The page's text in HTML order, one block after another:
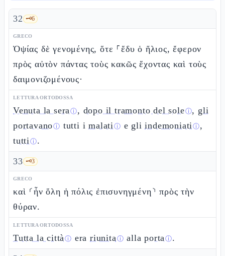
32 🗝️6
GRECO
Ὀψίας δὲ γενομένης, ὅτε ⸀ἔδυ ὁ ἥλιος, ἔφερον
πρὸς αὐτὸν πάντας τοὺς κακῶς ἔχοντας καὶ τοὺς
δαιμονιζομένους·
LETTURA ORTODOSSA
Venuta la seraⓘ, dopo il tramonto del soleⓘ, gli
portavanoⓘ tutti imalatiⓘ e gliindemoniatiⓘ,
tuttiⓘ.
33 🗝️3
GRECO
καὶ ⸂ἦν ὅλη ἡ πόλις ἐπισυνηγμένη⸃ πρὸς τὴν
θύραν.
LETTURA ORTODOSSA
Tutta la cittàⓘ erariunitaⓘ allaportaⓘ.